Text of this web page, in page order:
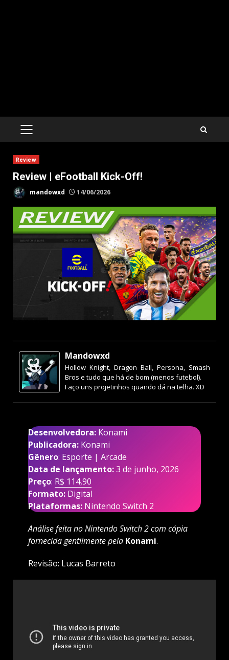
PRIMARY
Review
Review | eFootball Kick-Off!
mandowxd 14/06/2026
Mandowxd
Hollow Knight, Dragon Ball, Persona, Smash
Bros e tudo que há de bom (menos futebol).
Faço uns projetinhos quando dá na telha. XD
Desenvolvedora:Konami
Publicadora:Konami
Gênero: Esporte | Arcade
Data de lançamento:3 de junho, 2026
Preço: R$ 114,90
Formato: Digital
Plataformas:Nintendo Switch 2
Análise feita no Nintendo Switch 2 com cópia
fornecida gentilmente pela Konami.
Revisão: Lucas Barreto